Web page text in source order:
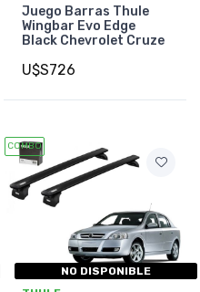
Juego Barras Thule
Wingbar Evo Edge
Black Chevrolet Cruze
U$S726
COMBO
NO DISPONIBLE